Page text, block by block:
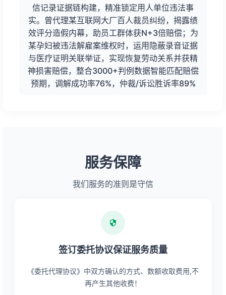
信记录证据链构建，精准锁定用人单位违法事
实。曾代理某互联网大厂百人裁员纠纷，揭露绩
效评分造假内幕，助员工群体获N+3倍赔偿；为
某孕妇被违法解雇案维权时，运用隐蔽录音证据
与医疗证明关联举证，实现恢复劳动关系并获精
神损害赔偿，整合3000+判例数据智能匹配赔偿
预期，调解成功率76%，仲裁/诉讼胜诉率89%
服务保障
我们服务的准则是守信
签订委托协议保证服务质量
《委托代理协议》中双方确认的方式、数额收取费用,不
再产生其他收费！